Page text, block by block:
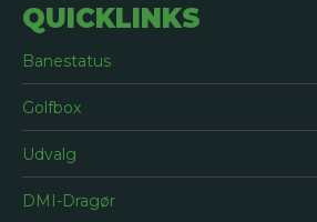
QUICKLINKS
Banestatus
Golfbox
Udvalg
DMI-Dragør